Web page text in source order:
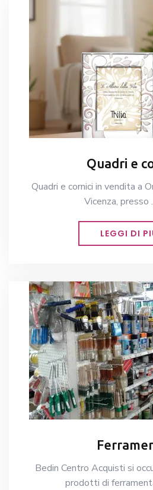
Quadri e
Quadri e cornici in vendita a
Vicenza, presso
LEGGI DI
Bedin Centro Acquisti si
prodotti di